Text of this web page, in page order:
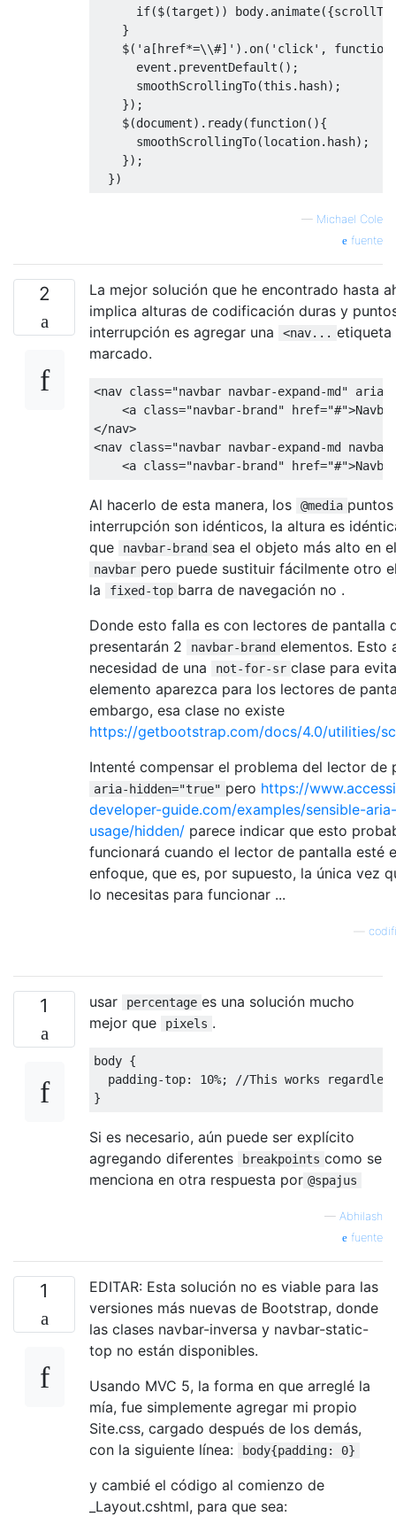
if($(target)) body. animate({
}
    $
( 'a[href*=\\#]' ). on( 'click' , function
event . preventDefault ();
      smoothScrollingTo
(this . hash);
});
    $
(document). ready(function(){
      smoothScrollingTo
(location. hash);
});
})
— Michael Cole
fuente
2
La mejor solución que he encontrado hasta
implica alturas de codificación duras y
interrupción es agregar una
<nav... etiqueta
marcado.
<nav class="navbar navbar-expand-md"
aria-
<a class="navbar-brand" href="#">
</nav>
<nav class="navbar navbar-expand-md
<a class="navbar-brand" href="#">
Al hacerlo de esta manera, los @media
interrupción son idénticos, la altura es
que
navbar-brand sea ​​el objeto más alto en
navbar pero puede sustituir fácilmente otro
la
fixed-top barra de navegación no .
Donde esto falla es con lectores de pantalla
presentarán 2
navbar-brand elementos. Esto
necesidad de una
not-for-sr clase para
elemento aparezca para los lectores de
embargo, esa clase no existe
https://getbootstrap.com/docs/4.0/utilities/
Intenté compensar el problema del lector de
aria-hidden="true" pero https://
developer-guide.com/examples/sensible-aria-
usage/hidden/ parece indicar que esto
funcionará cuando el lector de pantalla esté
enfoque, que es, por supuesto, la única vez
lo necesitas para funcionar ...
1 usar percentage es una solución mucho
mejor que
pixels .
body {
  padding
-top: 10%;
//This works
}
Si es necesario, aún puede ser explícito
agregando diferentes
breakpoints como se
menciona en otra respuesta por @spajus
— Abhilash
fuente
1
EDITAR: Esta solución no es viable para las
versiones más nuevas de Bootstrap, donde
las clases navbar-inversa y navbar-static-
top no están disponibles.
Usando MVC 5, la forma en que arreglé la
mía, fue simplemente agregar mi propio
Site.css, cargado después de los demás,
con la siguiente línea:
body{padding: 0}
y cambié el código al comienzo de
_Layout.cshtml, para que sea: